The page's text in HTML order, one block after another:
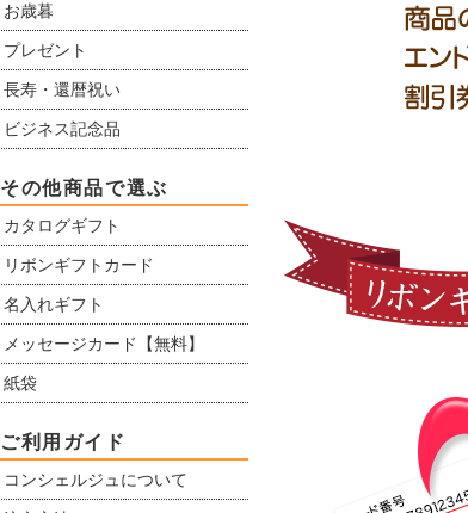
お歳暮
プレゼント
長寿・還暦祝い
ビジネス記念品
その他商品で選ぶ
カタログギフト
リボンギフトカード
名入れギフト
メッセージカード【無料】
紙袋
ご利用ガイド
コンシェルジュについて